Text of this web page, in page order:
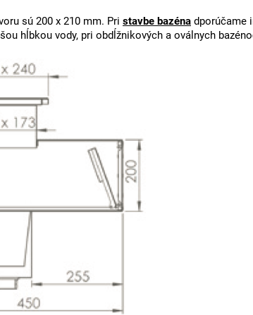
sú 200 x 210 mm. Pri stavbe bazéna dporúčame
hĺbkou vody, pri obdĺžnikových a oválnych